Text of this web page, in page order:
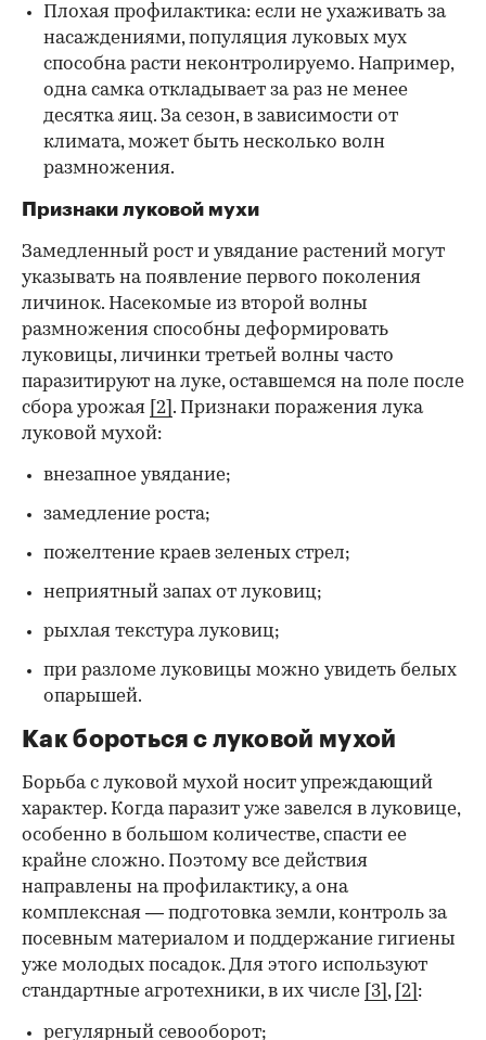
Плохая профилактика: если не ухаживать за
насаждениями, популяция луковых мух
способна расти неконтролируемо. Например,
одна самка откладывает за раз не менее
десятка яиц. За сезон, в зависимости от
климата, может быть несколько волн
размножения.
Признаки луковой мухи
Замедленный рост и увядание растений могут
указывать на появление первого поколения
личинок. Насекомые из второй волны
размножения способны деформировать
луковицы, личинки третьей волны часто
паразитируют на луке, оставшемся на поле после
сбора урожая [2] . Признаки поражения лука
луковой мухой:
внезапное увядание;
замедление роста;
пожелтение краев зеленых стрел;
неприятный запах от луковиц;
рыхлая текстура луковиц;
при разломе луковицы можно увидеть белых
опарышей.
Как бороться с луковой мухой
Борьба с луковой мухой носит упреждающий
характер. Когда паразит уже завелся в луковице,
особенно в большом количестве, спасти ее
крайне сложно. Поэтому все действия
направлены на профилактику, а она
комплексная — подготовка земли, контроль за
посевным материалом и поддержание гигиены
уже молодых посадок. Для этого используют
стандартные агротехники, в их числе
[3] , [2] :
регулярный севооборот;